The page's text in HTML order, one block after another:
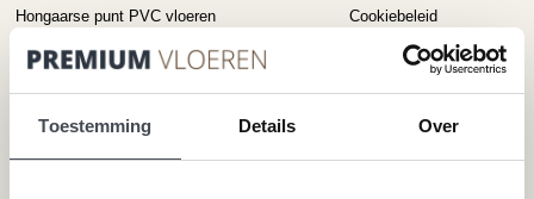
Toestemming Details Over
Hongaarse punt PVC vloeren
Houtlook PVC vloeren
Cookiebeleid